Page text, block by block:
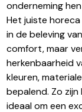
onderneming
Het juiste
in de beleving
comfort, maar
herkenbaarheid
kleuren,
bepalend. Zo
ideaal om een